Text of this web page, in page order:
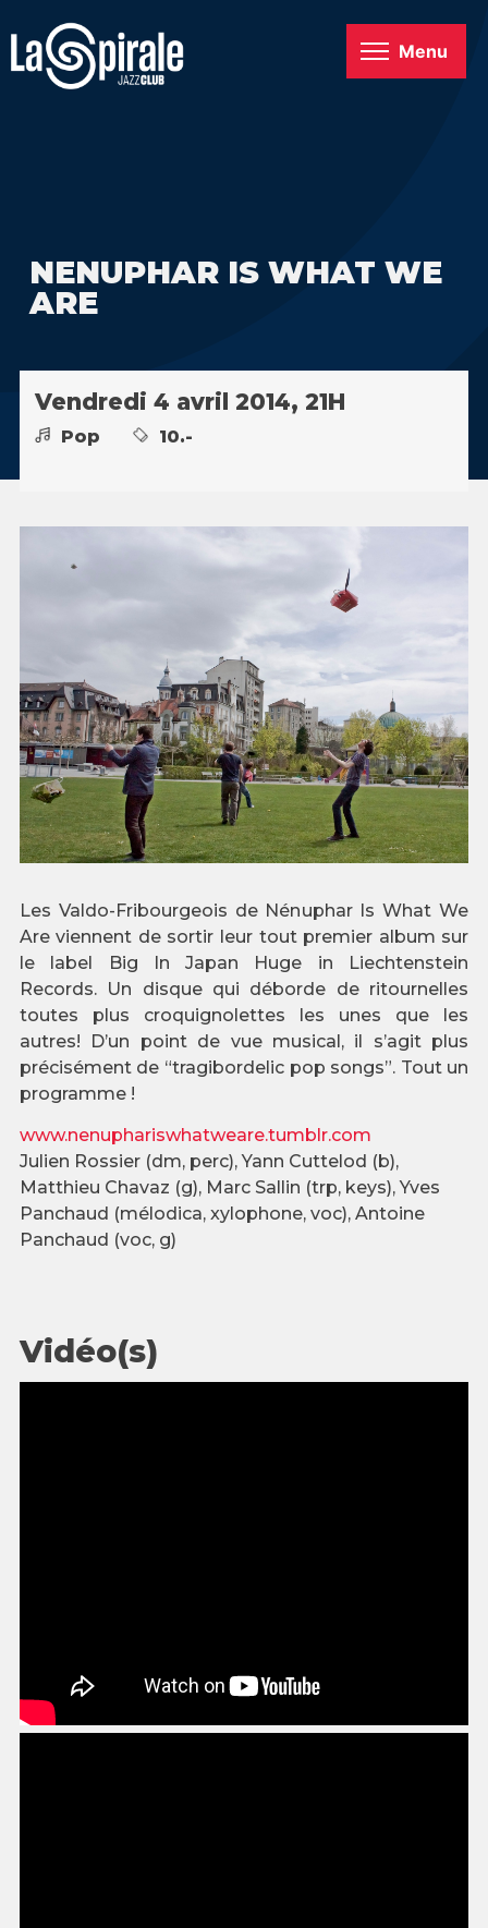
Menu
NENUPHAR IS WHAT WE
ARE
Vendredi 4 avril 2014, 21H
Pop 10.-
Les Valdo-Fribourgeois de Nénuphar Is What We
Are viennent de sortir leur tout premier album sur
le label Big In Japan Huge in Liechtenstein
Records. Un disque qui déborde de ritournelles
toutes plus croquignolettes les unes que les
autres! D’un point de vue musical, il s’agit plus
précisément de “tragibordelic pop songs”. Tout un
programme !
www.nenuphariswhatweare.tumblr.com
Julien Rossier (dm, perc), Yann Cuttelod (b),
Matthieu Chavaz (g), Marc Sallin (trp, keys), Yves
Panchaud (mélodica, xylophone, voc), Antoine
Panchaud (voc, g)
Vidéo(s)